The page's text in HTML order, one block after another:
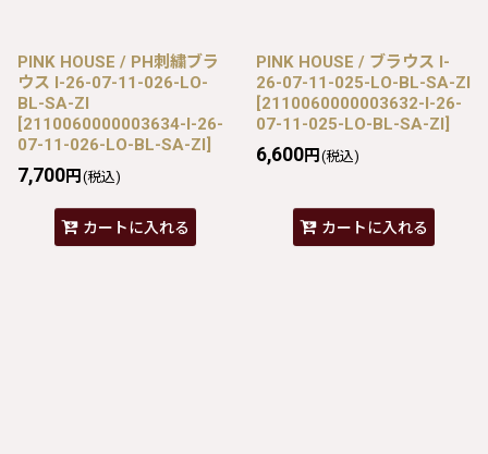
PINK HOUSE / PH刺繍ブラ
ウス I-26-07-11-026-LO-
BL-SA-ZI
[2110060000003634-I-26-
07-11-026-LO-BL-SA-ZI]
7,700円 (税込)
カートに入れる
PINK HOUSE / ブラウス I-
26-07-11-025-LO-BL-SA-ZI
[2110060000003632-I-26-
07-11-025-LO-BL-SA-ZI]
6,600円 (税込)
カートに入れる